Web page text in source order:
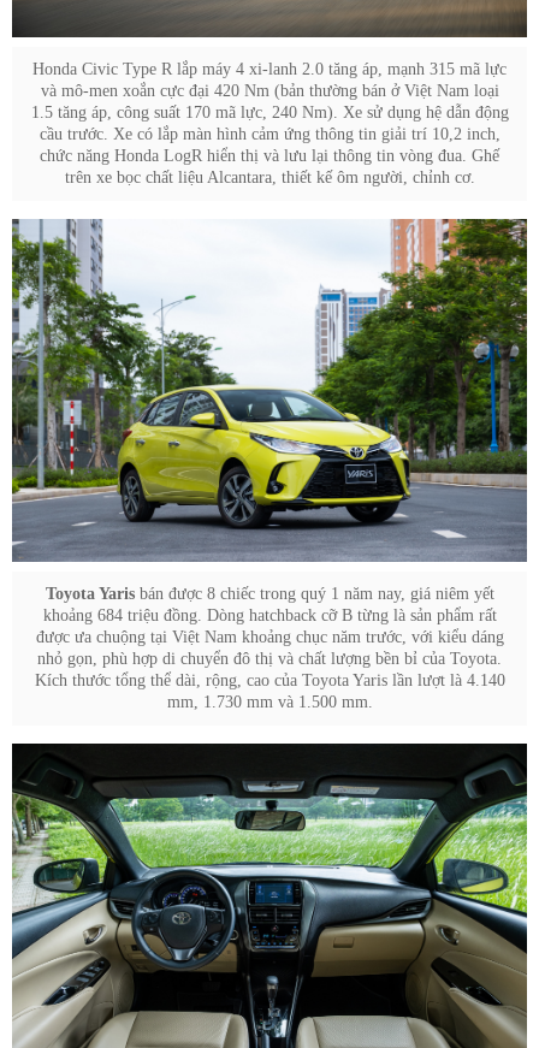
Honda Civic Type R lắp máy 4 xi-lanh 2.0 tăng áp, mạnh 315 mã lực
và mô-men xoắn cực đại 420 Nm (bản thường bán ở Việt Nam loại
1.5 tăng áp, công suất 170 mã lực, 240 Nm). Xe sử dụng hệ dẫn động
cầu trước. Xe có lắp màn hình cảm ứng thông tin giải trí 10,2 inch,
chức năng Honda LogR hiển thị và lưu lại thông tin vòng đua. Ghế
trên xe bọc chất liệu Alcantara, thiết kế ôm người, chỉnh cơ.
Toyota Yarisbán được 8 chiếc trong quý 1 năm nay, giá niêm yết
khoảng 684 triệu đồng. Dòng hatchback cỡ B từng là sản phẩm rất
được ưa chuộng tại Việt Nam khoảng chục năm trước, với kiểu dáng
nhỏ gọn, phù hợp di chuyển đô thị và chất lượng bền bỉ của Toyota.
Kích thước tổng thể dài, rộng, cao của Toyota Yaris lần lượt là 4.140
mm, 1.730 mm và 1.500 mm.